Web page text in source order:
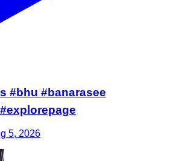
#bhu #banarasee
5, 2026